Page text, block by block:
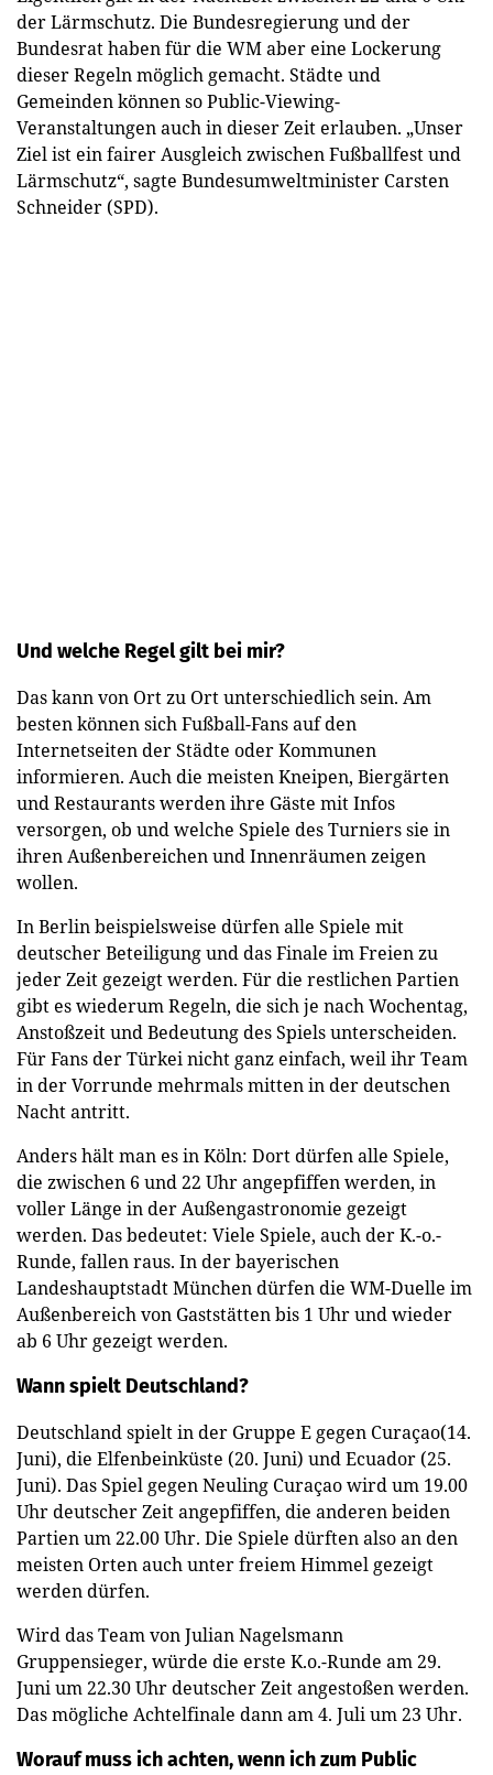
der Lärmschutz. Die Bundesregierung und der
Bundesrat haben für die WM aber eine Lockerung
dieser Regeln möglich gemacht. Städte und
Gemeinden können so Public-Viewing-
Veranstaltungen auch in dieser Zeit erlauben. „Unser
Ziel ist ein fairer Ausgleich zwischen Fußballfest und
Lärmschutz“, sagte Bundesumweltminister Carsten
Schneider (SPD).
Und welche Regel gilt bei mir?
Das kann von Ort zu Ort unterschiedlich sein. Am
besten können sich Fußball-Fans auf den
Internetseiten der Städte oder Kommunen
informieren. Auch die meisten Kneipen, Biergärten
und Restaurants werden ihre Gäste mit Infos
versorgen, ob und welche Spiele des Turniers sie in
ihren Außenbereichen und Innenräumen zeigen
wollen.
In Berlin beispielsweise dürfen alle Spiele mit
deutscher Beteiligung und das Finale im Freien zu
jeder Zeit gezeigt werden. Für die restlichen Partien
gibt es wiederum Regeln, die sich je nach Wochentag,
Anstoßzeit und Bedeutung des Spiels unterscheiden.
Für Fans der Türkei nicht ganz einfach, weil ihr Team
in der Vorrunde mehrmals mitten in der deutschen
Nacht antritt.
Anders hält man es in Köln: Dort dürfen alle Spiele,
die zwischen 6 und 22 Uhr angepfiffen werden, in
voller Länge in der Außengastronomie gezeigt
werden. Das bedeutet: Viele Spiele, auch der K.-o.-
Runde, fallen raus. In der bayerischen
Landeshauptstadt München dürfen die WM-Duelle im
Außenbereich von Gaststätten bis 1 Uhr und wieder
ab 6 Uhr gezeigt werden.
Wann spielt Deutschland?
Deutschland spielt in der Gruppe E gegen Curaçao(14.
Juni), die Elfenbeinküste (20. Juni) und Ecuador (25.
Juni). Das Spiel gegen Neuling Curaçao wird um 19.00
Uhr deutscher Zeit angepfiffen, die anderen beiden
Partien um 22.00 Uhr. Die Spiele dürften also an den
meisten Orten auch unter freiem Himmel gezeigt
werden dürfen.
Wird das Team von Julian Nagelsmann
Gruppensieger, würde die erste K.o.-Runde am 29.
Juni um 22.30 Uhr deutscher Zeit angestoßen werden.
Das mögliche Achtelfinale dann am 4. Juli um 23 Uhr.
Worauf muss ich achten, wenn ich zum Public